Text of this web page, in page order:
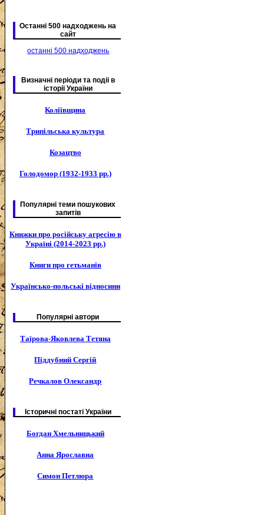
Останні 500 надходжень на
сайт
останні 500 надходжень
Визначні періоди та подіі в
історії України
Коліївщина
Трипільська культура
Козацтво
Голодомор (1932-1933 рр.)
Популярні теми пошукових
запитів
Книжки про російську агресію в
Україні (2014-2023 рр.)
Книги про гетьманів
Українсько-польські відносини
Популярні автори
Таїрова-Яковлева Тетяна
Піддубний Сергій
Речкалов Олександр
Історичні постаті України
Богдан Хмельницький
Анна Ярославна
Симон Петлюра